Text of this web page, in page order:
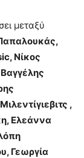
μεταξύ
, Νίκος
,
Ελεάννα
Γεωργία